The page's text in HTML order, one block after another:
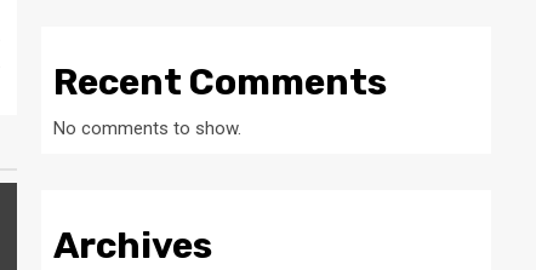
Recent Comments
No comments to show.
Archives